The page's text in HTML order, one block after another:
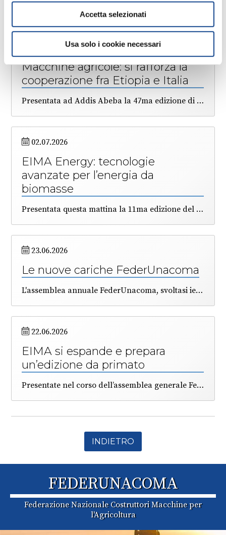
Accetta selezionati
Usa solo i cookie necessari
14.07.2026
Macchine agricole: si rafforza la
cooperazione fra Etiopia e Italia
Presentata ad Addis Abeba la 47ma edizione di EIMA International (10-14 novembre), la grande rassegna dedicata alle macchine e tecnologie per l’agricoltura. Il Paese africano ha grandi potenzialità agricole, ma necessita di tecnologie di nuova generazione per rendere i terreni maggiormente produttivi. Una delegazione di operatori economici sarà presente a Bologna, organizzata da ICE e FederUnacoma.
02.07.2026
EIMA Energy: tecnologie
avanzate per l’energia da
biomasse
Presentata questa mattina la 11ma edizione del Salone internazionale delle bioenergie, che è realizzato da FederUnacoma e Itabia, e che si terrà a Bologna dal 10 al 14 novembre prossimo. Nella conferenza di lancio è stato sottolineato il contributo imponente delle energie rinnovabili alla copertura dei fabbisogni energetici nazionali (22%), e il ruolo particolarmente strategico delle bioenergie. Previsti all’EIMA un’ampia area dimostrativa e un programma di convegni e seminari tecnici per divulgare, presso agricoltori, tecnici ed operatori delle filiere, le qualità dei combustibili ottenuti dalle biomasse agricole e forestali.
23.06.2026
Le nuove cariche FederUnacoma
L'assemblea annuale FederUnacoma, svoltasi ieri pomeriggio a Varignana (BO), ha avuto all’ordine del giorno anche l’elezione di una parte degli Organi di rappresentanza.
22.06.2026
EIMA si espande e prepara
un’edizione da primato
Presentate nel corso dell’assemblea generale FederUnacoma le novità circa la grande kermesse della meccanica agricola, che si terrà a Bologna da martedì 10 a sabato 14 novembre. A livelli record le richieste di partecipazione, e molto alta la qualità degli allestimenti. Sfruttata per la prima volta l’Area Maserati che espande il perimetro del quartiere fieristico. Stimati in più di 60 mila i modelli di macchine e tecnologie in esposizione. Il direttore generale Simona Rapastella: “in EIMA converge molto del lavoro tecnico, economico e di relazioni realizzato dalla Federazione, e finalizzato alla cooperazione fra i Paesi”.
INDIETRO
FEDERUNACOMA
Federazione Nazionale Costruttori Macchine per
l'Agricoltura